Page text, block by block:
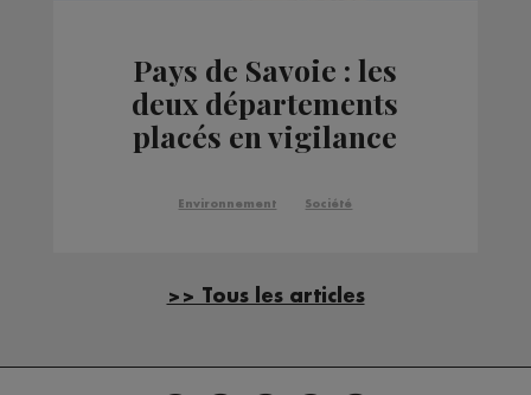
Pays de Savoie : les
deux départements
placés en vigilance
Environnement Société
>> Tous les articles